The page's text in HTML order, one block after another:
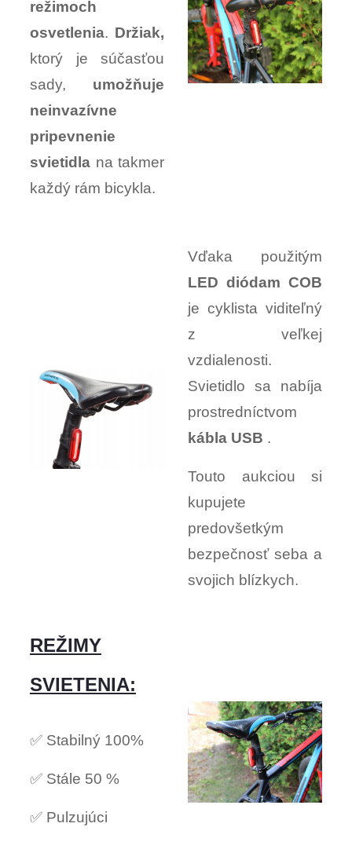
režimoch
osvetlenia. Držiak,
ktorý je súčasťou
sady, umožňuje
neinvazívne
pripevnenie
svietidla na takmer
každý rám bicykla.
Vďaka použitým
LED diódam COB
je cyklista viditeľný
z veľkej
vzdialenosti.
Svietidlo sa nabíja
prostredníctvom
kábla USB .
Touto aukciou si
kupujete
predovšetkým
bezpečnosť seba a
svojich blízkych.
REŽIMY
SVIETENIA:
✅ Stabilný 100%
✅ Stále 50 %
✅ Pulzujúci